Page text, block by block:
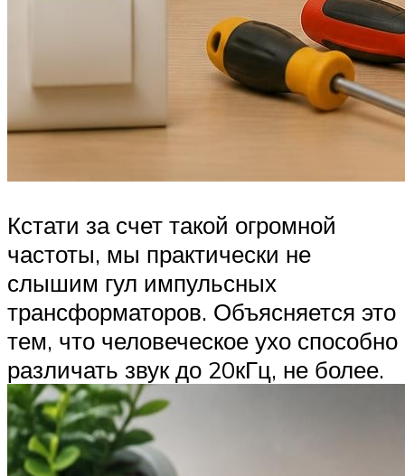
Кстати за счет такой огромной
частоты, мы практически не
слышим гул импульсных
трансформаторов. Объясняется это
тем, что человеческое ухо способно
различать звук до 20кГц, не более.